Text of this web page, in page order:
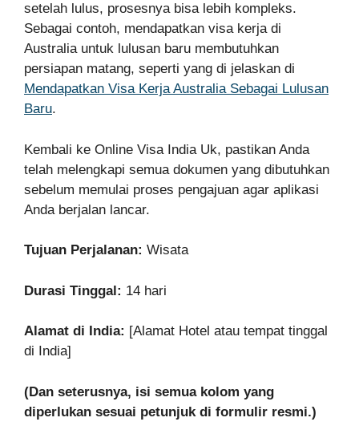
setelah lulus, prosesnya bisa lebih kompleks.
Sebagai contoh, mendapatkan visa kerja di
Australia untuk lulusan baru membutuhkan
persiapan matang, seperti yang di jelaskan di
Mendapatkan Visa Kerja Australia Sebagai Lulusan
Baru.
Kembali ke Online Visa India Uk, pastikan Anda
telah melengkapi semua dokumen yang dibutuhkan
sebelum memulai proses pengajuan agar aplikasi
Anda berjalan lancar.
Tujuan Perjalanan: Wisata
Durasi Tinggal: 14 hari
Alamat di India: [Alamat Hotel atau tempat tinggal
di India]
(Dan seterusnya, isi semua kolom yang
diperlukan sesuai petunjuk di formulir resmi.)